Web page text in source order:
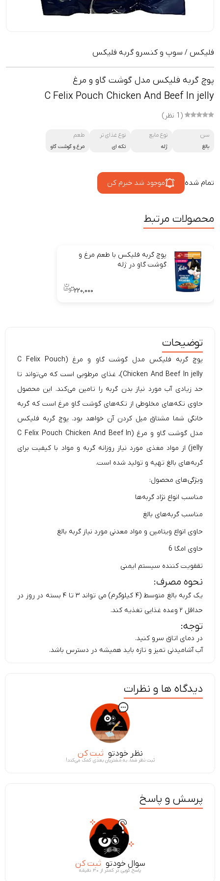
فلیکس / سوپ و کنسرو گربه فلیکس
پوچ گربه فلیکس مدل گوشت گاو و مرغ
C Felix Pouch Chicken And Beef In jelly
(1 نظر)
سن
بالغ
نوع مایع
ژله
نوع غذای تر
تکه ای
طعم
مرغ و گوشت گاو
تمام شده موجود شد خبرم کن
محصولات مرتبط
پوچ گربه فلیکس با طعم مرغ و
گوشت گاو در ژله
۲۲۰,۰۰۰
توضیحات
پوچ گربه فلیکس مدل گوشت گاو و مرغ (C Felix Pouch
Chicken And Beef In jelly)، غذای مرطوبی است که می‌تواند تا
حد زیادی آب مورد نیاز بدن گربه را تامین می‌کند. این محصول
حاوی تکه‌های مخلوطی از تکه‌های گوشت گاو مرغ است که گربه
خانگی شما مشتاق میل کردن آن خواهد بود. پوچ گربه فلیکس
مدل گوشت گاو و مرغ (C Felix Pouch Chicken And Beef In
jelly) از مواد مغذی مورد نیاز روزانه گربه و مواد با کیفیت برای
گربه‌های بالغ تهیه و تولید شده است.
ویژگی‌های محصول:
مناسب انواع نژاد گربه‌ها
مناسب گربه‌های بالغ
حاوی انواع ویتامین و مواد معدنی مورد نیاز گربه بالغ
حاوی امگا 6
تققویت کننده سیستم ایمنی
نحوه مصرف:
یک گربه بالغ متوسط (۴ کیلوگرم) می تواند ۳ تا ۴ بسته در روز در
حداقل ۲ وعده غذایی تغذیه کند.
توجه:
در دمای اتاق سرو کنید.
آب آشامیدنی تمیز و تازه باید همیشه در دسترس باشد.
دیدگاه ها و نظرات
نظر خودتو ثبت کن
ثبت نظر شما، به مشتریان بعدی کمک می‌کند!
پرسش و پاسخ
سوال خودتو ثبت کن
پاسخ گویی در کمتر از ۳۰ دقیقه